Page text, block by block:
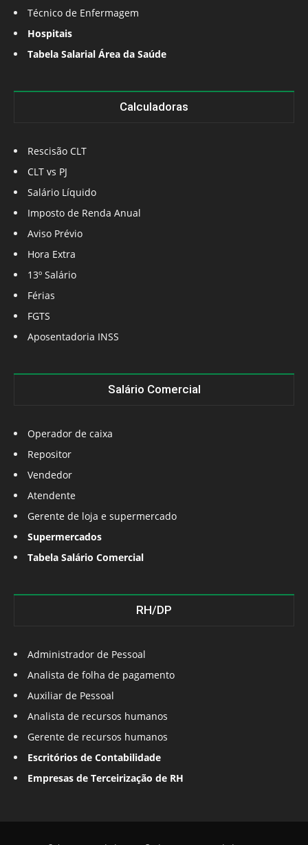
Técnico de Enfermagem
Hospitais
Tabela Salarial Área da Saúde
Calculadoras
Rescisão CLT
CLT vs PJ
Salário Líquido
Imposto de Renda Anual
Aviso Prévio
Hora Extra
13º Salário
Férias
FGTS
Aposentadoria INSS
Salário Comercial
Operador de caixa
Repositor
Vendedor
Atendente
Gerente de loja e supermercado
Supermercados
Tabela Salário Comercial
RH/DP
Administrador de Pessoal
Analista de folha de pagamento
Auxiliar de Pessoal
Analista de recursos humanos
Gerente de recursos humanos
Escritórios de Contabilidade
Empresas de Terceirização de RH